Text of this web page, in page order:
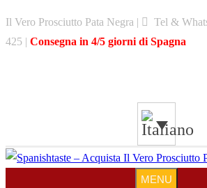
Il Vero Prosciutto Pata Negra |
Tel &
425 | Consegna in 4/5 giorni di Spagna
MENU
MENU